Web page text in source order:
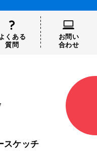
くある
質問
お問い
合わせ
スケッチ